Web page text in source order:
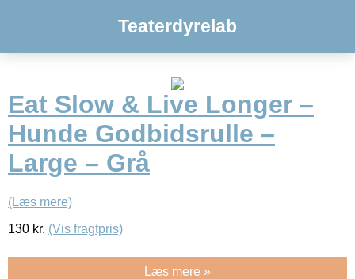
Teaterdyrelab
Eat Slow & Live Longer –
Hunde Godbidsrulle –
Large – Grå
(Læs mere)
130 kr. (Vis fragtpris)
Læs mere »